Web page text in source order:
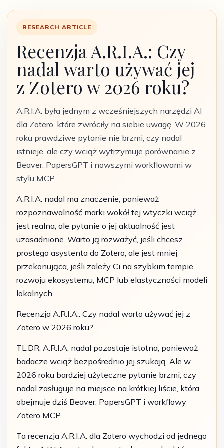
RESEARCH ARTICLE
Recenzja A.R.I.A.: Czy
nadal warto używać jej
z Zotero w 2026 roku?
A.R.I.A. była jednym z wcześniejszych narzędzi AI
dla Zotero, które zwróciły na siebie uwagę. W 2026
roku prawdziwe pytanie nie brzmi, czy nadal
istnieje, ale czy wciąż wytrzymuje porównanie z
Beaver, PapersGPT i nowszymi workflowami w
stylu MCP.
A.R.I.A. nadal ma znaczenie, ponieważ
rozpoznawalność marki wokół tej wtyczki wciąż
jest realna, ale pytanie o jej aktualność jest
uzasadnione. Warto ją rozważyć, jeśli chcesz
prostego asystenta do Zotero, ale jest mniej
przekonująca, jeśli zależy Ci na szybkim tempie
rozwoju ekosystemu, MCP lub elastyczności modeli
lokalnych.
Recenzja A.R.I.A.: Czy nadal warto używać jej z
Zotero w 2026 roku?
TL;DR: A.R.I.A. nadal pozostaje istotna, ponieważ
badacze wciąż bezpośrednio jej szukają. Ale w
2026 roku bardziej użyteczne pytanie brzmi, czy
nadal zasługuje na miejsce na krótkiej liście, która
obejmuje dziś Beaver, PapersGPT i workflowy
Zotero MCP.
Ta recenzja A.R.I.A. dla Zotero wychodzi od jednego